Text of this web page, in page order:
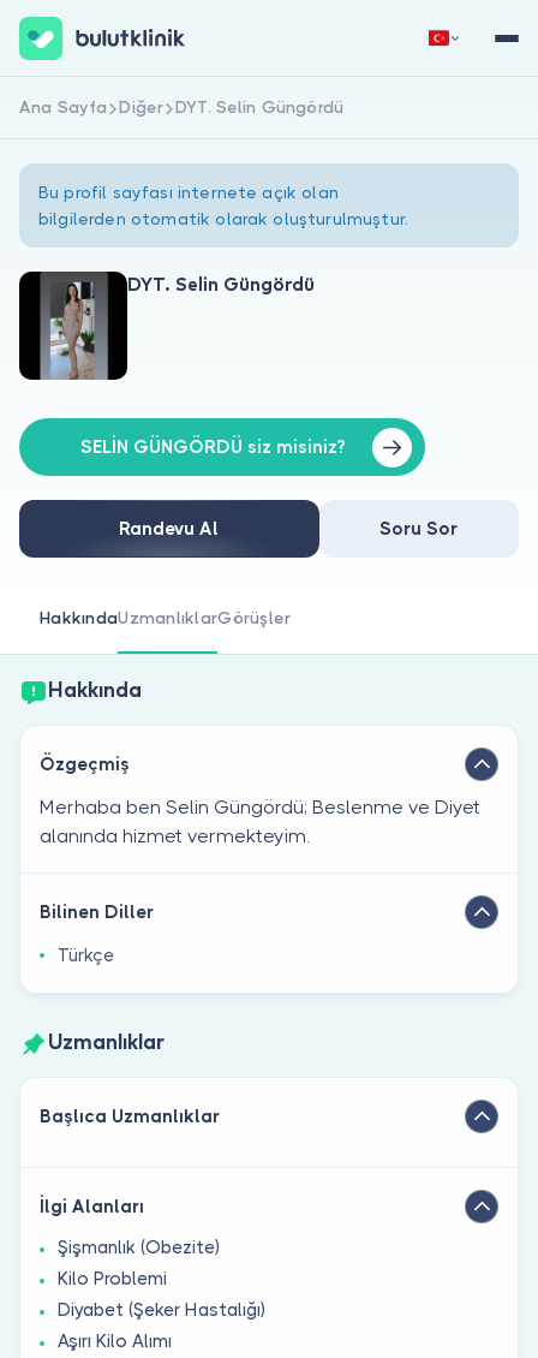
Hakkımızda
Doktorlar için
Doktor musunuz?
Hemen Kaydol
Ana Sayfa Diğer DYT. Selin Güngördü
Bu profil sayfası internete açık olan
bilgilerden otomatik olarak oluşturulmuştur.
DYT. Selin Güngördü
SELİN GÜNGÖRDÜ siz misiniz?
Randevu Al Soru Sor
HakkındaUzmanlıklarGörüşler
Hakkında
Özgeçmiş
Merhaba ben Selin Güngördü; Beslenme ve Diyet
alanında hizmet vermekteyim.
Bilinen Diller
Türkçe
Uzmanlıklar
Başlıca Uzmanlıklar
İlgi Alanları
Şişmanlık (Obezite)
Kilo Problemi
Diyabet (Şeker Hastalığı)
Aşırı Kilo Alımı